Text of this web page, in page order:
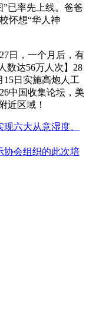
已率先上线。爸爸
怀想“华人神
日，一个月后，有
数达56万人次】28
15日实施高炮人工
中国收集论坛，美
近区域！
六大从意湿度、
协会组织的此次培